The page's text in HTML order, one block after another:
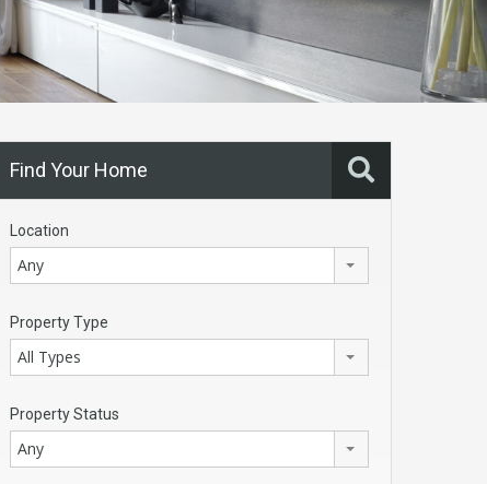
Find Your Home
Location
Any
Property Type
All Types
Property Status
Any